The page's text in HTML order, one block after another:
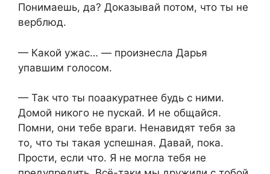
Понимаешь, да? Доказывай потом, что ты не
верблюд.
— Какой ужас… — произнесла Дарья
упавшим голосом.
— Так что ты поаакуратнее будь с ними.
Домой никого не пускай. И не общайся.
Помни, они тебе враги. Ненавидят тебя за
то, что ты такая успешная. Давай, пока.
Прости, если что. Я не могла тебя не